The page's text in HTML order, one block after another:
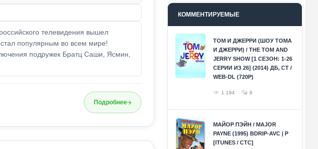
телевидения вышел
популярным во всем мире!
подружек Братц Саши, Ясмин,
Подробнее
КОММЕНТИРУЕМЫЕ
ТОМ И ДЖЕРРИ (ШОУ ТОМА
И ДЖЕРРИ) / THE TOM AND
JERRY SHOW [1 СЕЗОН: 1-26
СЕРИИ ИЗ 26] (2014) ДБ, СТ /
WEB-DL (720P)
1 194 8
МАЙОР ПЭЙН / MAJOR
PAYNE (1995) BDRIP-AVC | P
[ITUNES / СТС]